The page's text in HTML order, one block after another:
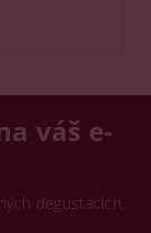
váš e-
degustacích.